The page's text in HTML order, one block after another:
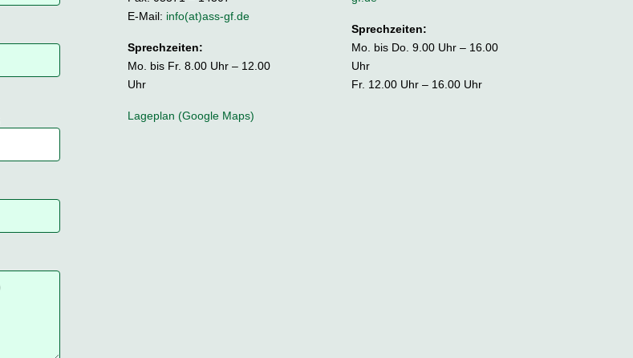
E-Mail: info(at)ass-gf.de
Sprechzeiten:
Mo. bis Fr. 8.00 Uhr – 12.00
Uhr
Lageplan (Google Maps)
Sprechzeiten:
Mo. bis Do. 9.00 Uhr – 16.00
Uhr
Fr. 12.00 Uhr – 16.00 Uhr